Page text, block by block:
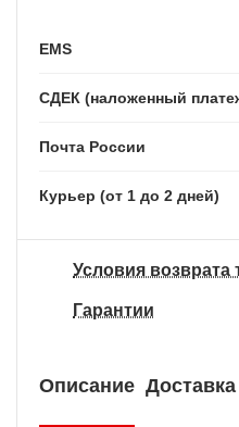
EMS
СДЕК (наложенный
Почта России
Курьер (от 1 до 2 дней)
Условия возврата
Гарантии
Описание